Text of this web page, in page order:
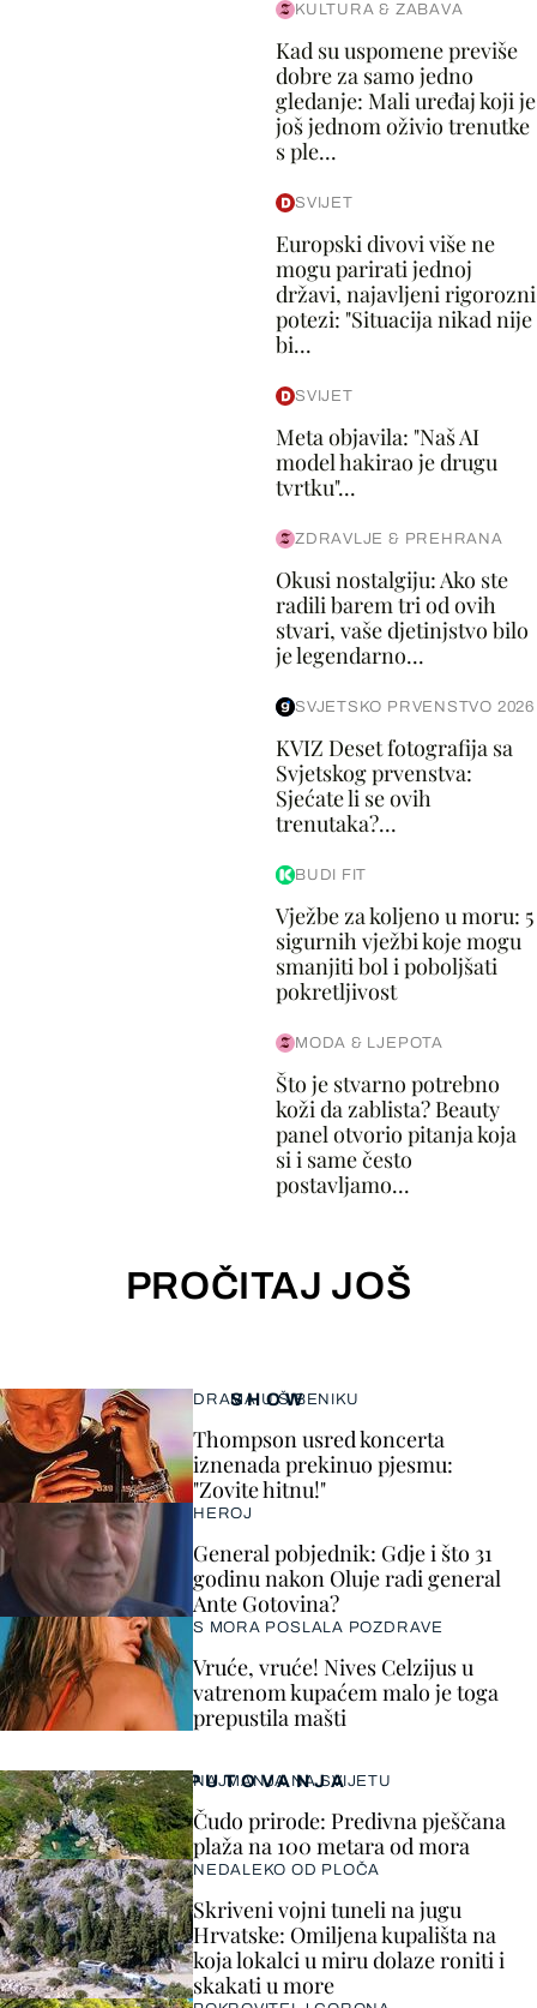
KULTURA & ZABAVA
Kad su uspomene previše
dobre za samo jedno
gledanje: Mali uređaj koji je
još jednom oživio trenutke
s ple...
SVIJET
Europski divovi više ne
mogu parirati jednoj
državi, najavljeni rigorozni
potezi: "Situacija nikad nije
bi...
SVIJET
Meta objavila: "Naš AI
model hakirao je drugu
tvrtku"...
ZDRAVLJE & PREHRANA
Okusi nostalgiju: Ako ste
radili barem tri od ovih
stvari, vaše djetinjstvo bilo
je legendarno...
SVJETSKO PRVENSTVO 2026
KVIZ Deset fotografija sa
Svjetskog prvenstva:
Sjećate li se ovih
trenutaka?...
BUDI FIT
Vježbe za koljeno u moru: 5
sigurnih vježbi koje mogu
smanjiti bol i poboljšati
pokretljivost
MODA & LJEPOTA
Što je stvarno potrebno
koži da zablista? Beauty
panel otvorio pitanja koja
si i same često
postavljamo...
PROČITAJ JOŠ
SHOW
DRAMA U ŠIBENIKU
Thompson usred koncerta
iznenada prekinuo pjesmu:
"Zovite hitnu!"
HEROJ
General pobjednik: Gdje i što 31
godinu nakon Oluje radi general
Ante Gotovina?
S MORA POSLALA POZDRAVE
Vruće, vruće! Nives Celzijus u
vatrenom kupaćem malo je toga
prepustila mašti
PUTOVANJA
NAJMANJA NA SVIJETU
Čudo prirode: Predivna pješčana
plaža na 100 metara od mora
NEDALEKO OD PLOČA
Skriveni vojni tuneli na jugu
Hrvatske: Omiljena kupališta na
koja lokalci u miru dolaze roniti i
skakati u more